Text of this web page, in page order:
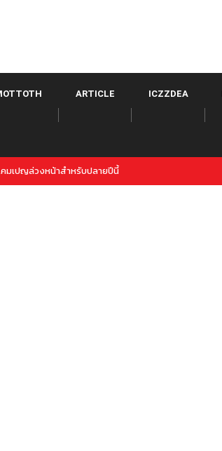
ARTICLE ICZZDEA
META เปิดตัวภายใต้